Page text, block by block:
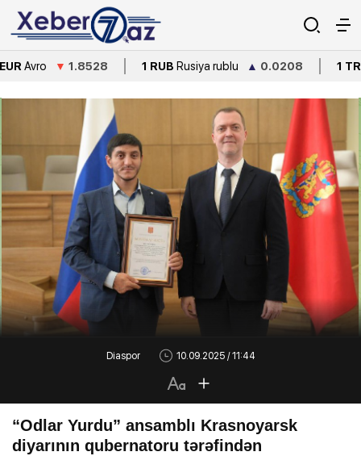
▼ 1.8528 1 RUB Rusiya rublu ▲0.0208 1 TRY
Diaspor 10.09.2025 / 11:44
“Odlar Yurdu” ansamblı Krasnoyarsk
diyarının qubernatoru tərəfindən